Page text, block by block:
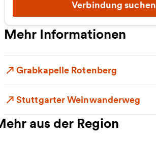
Verbindung suchen
Mehr Informationen
Grabkapelle Rotenberg
Stuttgarter Weinwanderweg
aus der Region